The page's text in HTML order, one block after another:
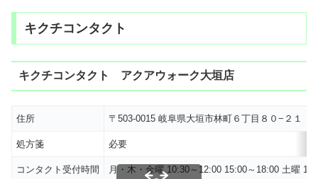
キクチコンタクト
キクチコンタクト アクアウォーク大垣店
住所 〒503-0015 岐阜県大垣市林町６丁目８０−２１
処方箋 必要
コンタクト受付時間 月・木・金曜 10:30～12:00 15:00～18:00 土曜